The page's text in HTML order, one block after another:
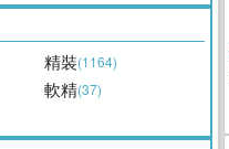
精裝(1164)
軟精(37)